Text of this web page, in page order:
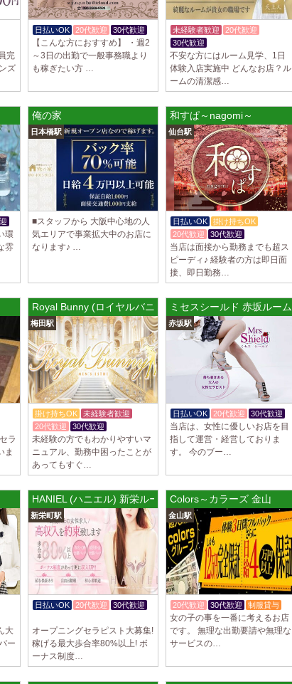
2025/03/29[自由が丘駅]
LIVSPA (リブスパ) 自由が丘ルーム
当店の募集は嘘偽り等なく、記載通りにしっかりお給料をお支払
いさせていただきます。 とても働きやすいお店作りを心がけてお
ります…
2025/03/29[川崎駅]
LIVSPA (リブスパ) 川崎ルーム
当店の募集は嘘偽り等なく、記載通りにしっかりお給料をお支払
いさせていただきます。 とても働きやすいお店作りを心がけてお
2025/03/29[蒲田駅]
LIVSPA (リブスパ) 蒲田ルーム
当店の募集は嘘偽り等なく、記載通りにしっかりお給料をお支払
いさせていただきます。 とても働きやすいお店作りを心がけてお
ります…
る講習時のセクハラを撲滅するために女店長または在籍セラピス
トが講…
2025/03/28[渋谷駅]
大人の隠れ家 渋谷ルーム
初めまして、大人の隠れ家の女店長です。 当店では業界の闇であ
る講習時のセクハラを撲滅するために女店長または在籍セラピス
トが講…
2025/03/28[亀有駅]
aroma Angel
セラピストさんを大募集しております 完全歩合で50%〜60%以
上！！ 掛け持ちOK、完全個室待機など嬉しい高待遇が盛りだく
2025/03/28[東海学園前駅]
デビルキャット
24時間営業！自由シフトで好きな時間に働ける 未経験者歓迎♪個
室待機でゆっくり自分の好きな事ができます♪ 可愛い制服もご用
意して…
完
ズ
日払いOK 20代歓迎 30代歓迎
【こんな方におすすめ】 ・週2
～3日の出勤で一般事務職より
も稼ぎたい方 …
未経験者歓迎
20代歓迎
30代歓迎
不安な方にはルーム見学、1日
体験入店実施中 どんなお店？ル
ームの清潔感…
環
雰
俺の家
日本橋駅
■スタッフから 大阪中心地の人
気エリアで事業拡大中のお店に
なります♪ …
和すぱ～nagomi～
仙台駅
日払いOK
掛け持ちOK
20代歓迎
30代歓迎
当店は面接から勤務までも超ス
ピーディ♪ 経験者の方は即日面
接、即日勤務…
ラ
ま
Royal Bunny (ロイヤルバニー) 太融寺ルーム
梅田駅
掛け持ちOK
未経験者歓迎
20代歓迎
30代歓迎
未経験の方でもわかりやすいマ
ニュアル、勤務中困ったことが
あってもすぐ…
ミセスシールド 赤坂ルーム
赤坂駅
日払いOK 20代歓迎 30代歓迎
当店は、女性に優しいお店を目
指して運営・経営しておりま
す。 今のブー…
大
ー
HANIEL (ハニエル) 新栄ルーム
新栄町駅
日払いOK 20代歓迎
30代歓迎
オープニングセラピスト大募集!
稼げる最大歩合率80%以上! ボ
ーナス制度…
Colors～カラーズ 金山
金山駅
20代歓迎 30代歓迎 制服貸与
女の子の事を一番に考えるお店
です。 無理な出勤要請や無理な
サービスの…